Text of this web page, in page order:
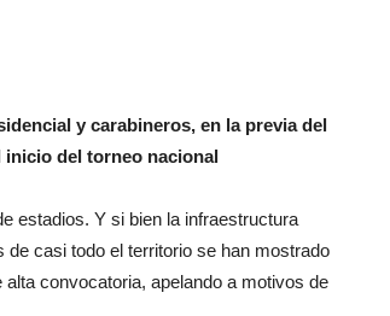
y carabineros, en la previa del
inicio del torneo nacional
estadios. Y si bien la infraestructura
casi todo el territorio se han mostrado
convocatoria, apelando a motivos de